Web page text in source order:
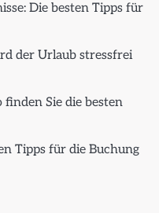
Die besten Tipps für
der Urlaub stressfrei
finden Sie die besten
Tipps für die Buchung